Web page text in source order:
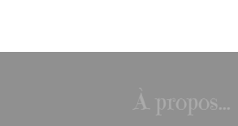
À propos...